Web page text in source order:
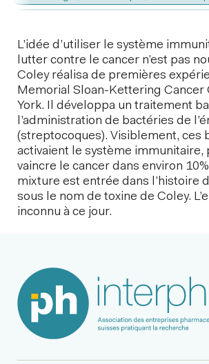
L’idée d’utiliser le système
lutter contre le cancer n’est pas
Coley réalisa de premières
Memorial Sloan-Kettering Cancer
York. Il développa un traitement
l’administration de bactéries de
(streptocoques). Visiblement, ces
activaient le système immunitaire,
vaincre le cancer dans environ
mixture est entrée dans l’histoire
sous le nom de toxine de Coley.
inconnu à ce jour.